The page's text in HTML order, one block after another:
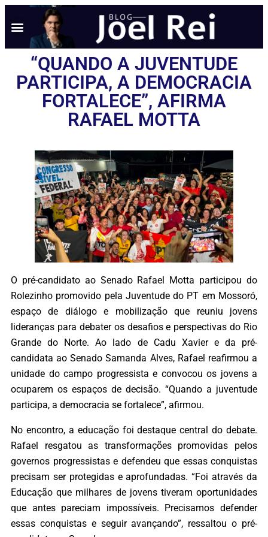
“QUANDO A JUVENTUDE
PARTICIPA, A DEMOCRACIA
FORTALECE”, AFIRMA
RAFAEL MOTTA
O pré-candidato ao Senado Rafael Motta participou do
Rolezinho promovido pela Juventude do PT em Mossoró,
espaço de diálogo e mobilização que reuniu jovens
lideranças para debater os desafios e perspectivas do Rio
Grande do Norte. Ao lado de Cadu Xavier e da pré-
candidata ao Senado Samanda Alves, Rafael reafirmou a
unidade do campo progressista e convocou os jovens a
ocuparem os espaços de decisão. “Quando a juventude
participa, a democracia se fortalece”, afirmou.
No encontro, a educação foi destaque central do debate.
Rafael resgatou as transformações promovidas pelos
governos progressistas e defendeu que essas conquistas
precisam ser protegidas e aprofundadas. “Foi através da
Educação que milhares de jovens tiveram oportunidades
que antes pareciam impossíveis. Precisamos defender
essas conquistas e seguir avançando”, ressaltou o pré-